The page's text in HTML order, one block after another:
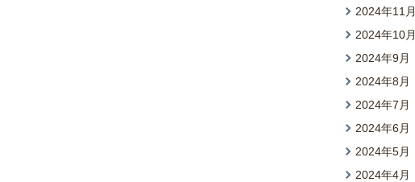
2024年11月
2024年10月
2024年9月
2024年8月
2024年7月
2024年6月
2024年5月
2024年4月